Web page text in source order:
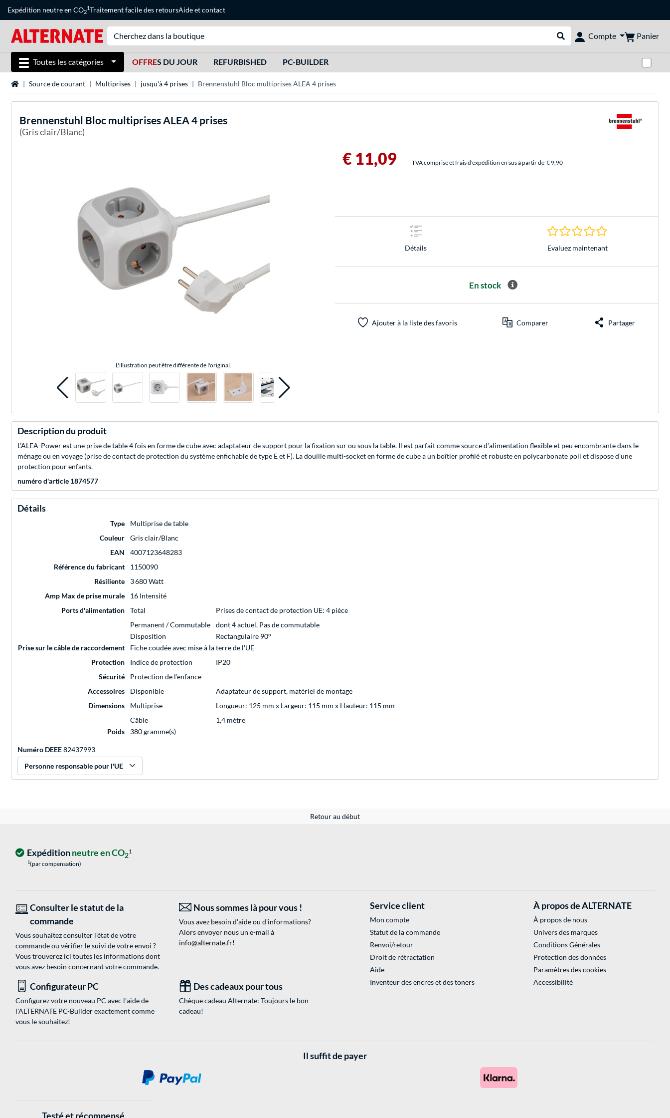
Expédition neutre en CO2
1Traitement facile des retoursAideetcontact
Rechercher dans le shop
Compte Panier
Toutes les catégories OFFRES DU JOUR REFURBISHED PC-BUILDER
Page d'accueil
Source de courant Multiprises jusqu'à 4 prises Brennenstuhl Bloc multiprises ALEA 4 prises
Brennenstuhl Bloc multiprises ALEA 4 prises
(Gris clair/Blanc)
L'illustration peut être différente de l'original.
€ 11,09 TVA comprise et frais d'expédition en sus à partir de € 9,90
Détails
0.0 Étoiles à 0
Evaluez maintenant
En stock
Ajouter à la liste des favoris Comparer Partager
Description du produit
L’ALEA-Power est une prise de table 4 fois en forme de cube avec adaptateur de support pour la fixation sur ou sous la table. Il est parfait comme source d’alimentation flexible et peu encombrante dans le
ménage ou en voyage (prise de contact de protection du système enfichable de type E et F). La douille multi-socket en forme de cube a un boîtier profilé et robuste en polycarbonate poli et dispose d’une
protection pour enfants.
numéro d'article 1874577
Détails
Type
Multiprise de table
Couleur
Gris clair/Blanc
EAN
4007123648283
Référence du fabricant
1150090
Résiliente
3 680 Watt
Amp Max de prise murale
16 Intensité
Ports d'alimentation
Total
Prises de contact de protection UE: 4 pièce
Permanent / Commutable
dont 4 actuel, Pas de commutable
Disposition
Rectangulaire 90°
Prise sur le câble de raccordement
Fiche coudée avec mise à la terre de l'UE
Protection
Indice de protection
IP20
Sécurité
Protection de l’enfance
Accessoires
Disponible
Adaptateur de support, matériel de montage
Dimensions
Multiprise
Longueur: 125 mm x Largeur: 115 mm x Hauteur: 115 mm
Câble
1,4 mètre
Poids
380 gramme(s)
Numéro DEEE82437993
Personne responsable pour l'UE
Retour au début
Expéditionneutre en CO21
1(par compensation)
Consulter le statut de la
commande
Vous souhaitez consulter l'état de votre
commande ou vérifier le suivi de votre envoi ?
Vous trouverez ici toutes les informations dont
vous avez besoin concernant votre commande.
Nous sommes là pour vous !
Vous avez besoin d'aide ou d'informations?
Alors envoyer nous un e-mail à
info@alternate.fr!
Configurateur PC
Configurez votre nouveau PC avec l'aide de
l'ALTERNATE PC-Builder exactement comme
vous le souhaitez!
Des cadeaux pour tous
Chèque cadeau Alternate: Toujours le bon
cadeau!
Service client
Mon compte
Statut de la commande
Renvoi/retour
Droit de rétractation
Aide
Inventeur des encres et des toners
À propos de ALTERNATE
À propos de nous
Univers des marques
Conditions Générales
Protection des données
Paramètres des cookies
Accessibilité
Il suffit de payer
Testé et récompensé